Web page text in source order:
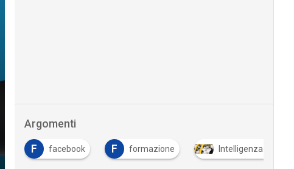
Argomenti
F facebook F formazione Intelligenza